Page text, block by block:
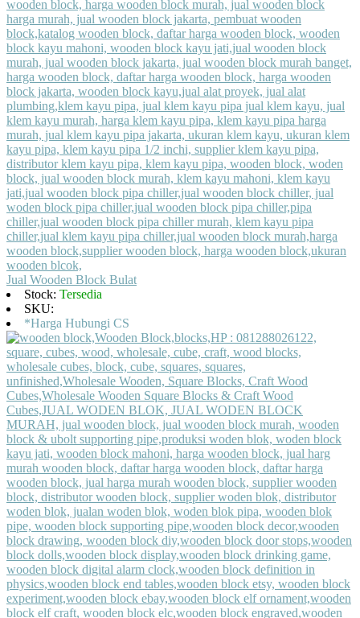
Jual Wooden Block Bulat
Stock: Tersedia
SKU:
*Harga Hubungi CS